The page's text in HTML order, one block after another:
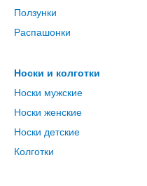
Ползунки
Распашонки
Носки и колготки
Носки мужские
Носки женские
Носки детские
Колготки